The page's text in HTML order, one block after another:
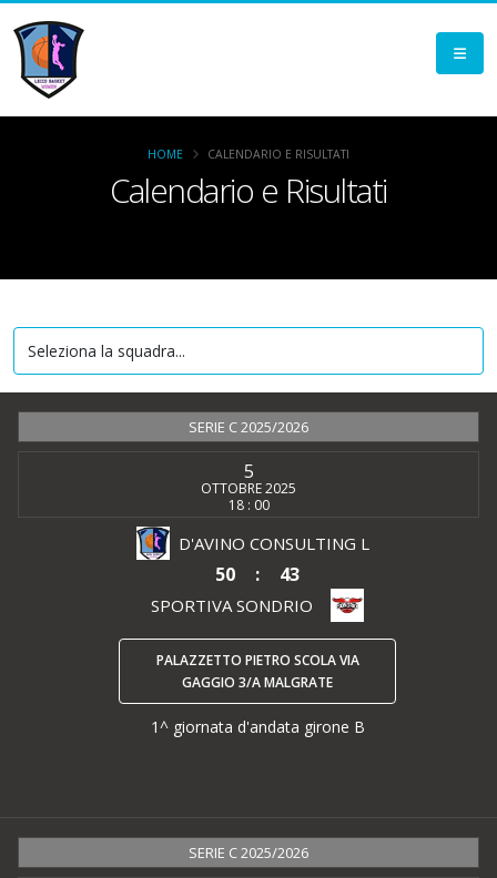
Calendario e Risultati
HOME CALENDARIO E RISULTATI
SERIE C 2025/2026
5
OTTOBRE 2025
18 : 00
D'AVINO CONSULTING L
50 : 43
SPORTIVA SONDRIO
PALAZZETTO PIETRO SCOLA VIA
GAGGIO 3/A MALGRATE
1^ giornata d'andata girone B
SERIE C 2025/2026